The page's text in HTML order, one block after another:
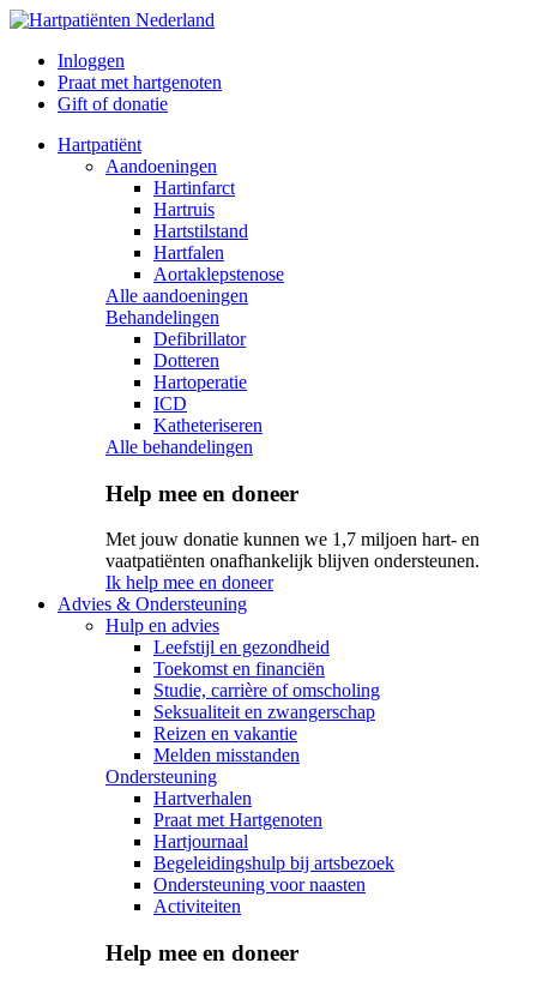
Inloggen
Praat met hartgenoten
Gift of donatie
Hartpatiënt
Aandoeningen
Hartinfarct
Hartruis
Hartstilstand
Hartfalen
Aortaklepstenose
Alle aandoeningen
Behandelingen
Defibrillator
Dotteren
Hartoperatie
ICD
Katheteriseren
Alle behandelingen
Help mee en doneer
Met jouw donatie kunnen we 1,7 miljoen hart- en
vaatpatiënten onafhankelijk blijven ondersteunen.
Ik help mee en doneer
Advies & Ondersteuning
Hulp en advies
Leefstijl en gezondheid
Toekomst en financiën
Studie, carrière of omscholing
Seksualiteit en zwangerschap
Reizen en vakantie
Melden misstanden
Ondersteuning
Hartverhalen
Praat met Hartgenoten
Hartjournaal
Begeleidingshulp bij artsbezoek
Ondersteuning voor naasten
Activiteiten
Help mee en doneer